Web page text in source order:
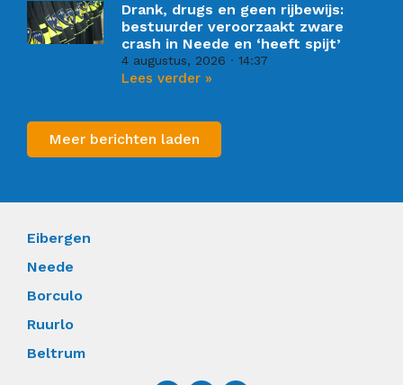
Drank, drugs en geen rijbewijs:
bestuurder veroorzaakt zware
crash in Neede en ‘heeft spijt’
4 augustus, 2026 14:37
Lees verder »
Meer berichten laden
Eibergen
Neede
Borculo
Ruurlo
Beltrum